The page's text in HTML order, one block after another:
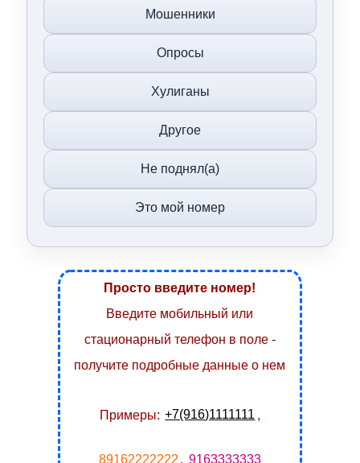
Мошенники
Опросы
Хулиганы
Другое
Не поднял(а)
Это мой номер
Просто введите номер!
Введите мобильный или
стационарный телефон в поле -
получите подробные данные о нем
Примеры: +7(916)1111111
89162222222 , 9163333333